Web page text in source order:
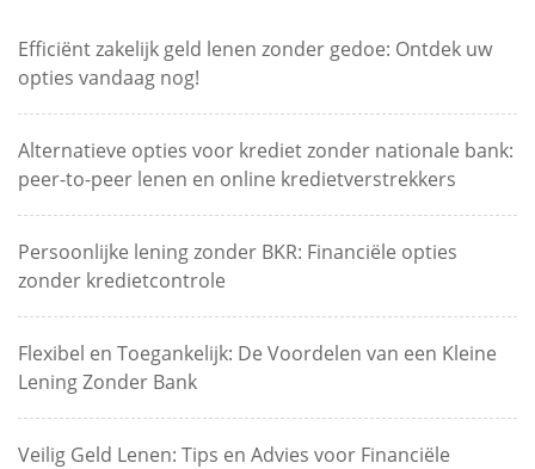
Efficiënt zakelijk geld lenen zonder gedoe: Ontdek uw
opties vandaag nog!
Alternatieve opties voor krediet zonder nationale bank:
peer-to-peer lenen en online kredietverstrekkers
Persoonlijke lening zonder BKR: Financiële opties
zonder kredietcontrole
Flexibel en Toegankelijk: De Voordelen van een Kleine
Lening Zonder Bank
Veilig Geld Lenen: Tips en Advies voor Financiële